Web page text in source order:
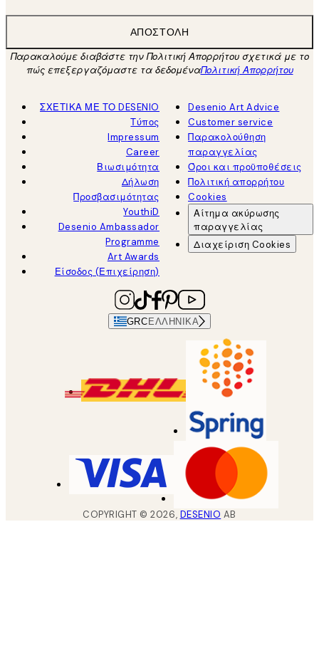
ΑΠΟΣΤΟΛΉ
Παρακαλούμε διαβάστε την Πολιτική Απορρήτου σχετικά με το
πώς επεξεργαζόμαστε τα δεδομέναΠολιτική Απορρήτου
ΣΧΕΤΙΚΑ ΜΕ ΤΟ DESENIO
Τύπος
Impressum
Career
Βιωσιμότητα
Δήλωση
Προσβασιμότητας
YouthiD
Desenio Ambassador
Programme
Art Awards
Είσοδος (Επιχείρηση)
Desenio Art Advice
Customer service
Παρακολούθηση
παραγγελίας
Όροι και προϋποθέσεις
Πολιτική απορρήτου
Cookies
Αίτημα ακύρωσης
παραγγελίας
Διαχείριση Cookies
GRC ΕΛΛΗΝΙΚΆ
COPYRIGHT ©2026, DESENIO AB